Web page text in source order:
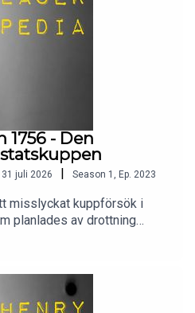
1756 - Den
juli 2026 | Season 1 Ep. 2023
misslyckat kuppförsök i
planlades av drottning
återinföra monarkins politiska
hände? Och hur gick det?